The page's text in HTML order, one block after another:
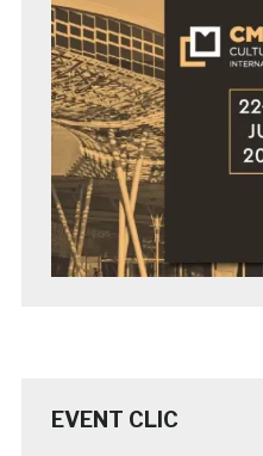
EVENT CLIC